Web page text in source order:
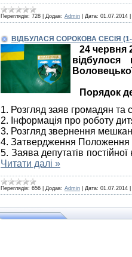
Переглядів: 728 Додав: Admin Дата: 01.07.2014
ВІДБУЛАСЯ СОРОКОВА СЕСІЯ (1-
24 червня
відбулося
Порядок
1. Розгляд заяв громадян та
2. Інформація про роботу
3. Розгляд звернення
4. Затвердження Положення
5. Заява депутатів
Читати далі »
Переглядів: 656 Додав: Admin Дата: 01.07.2014